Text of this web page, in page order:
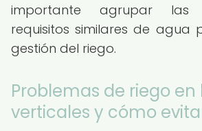
importante agrupar las
requisitos similares de agua
gestión del riego.
Problemas de riego en
verticales y cómo